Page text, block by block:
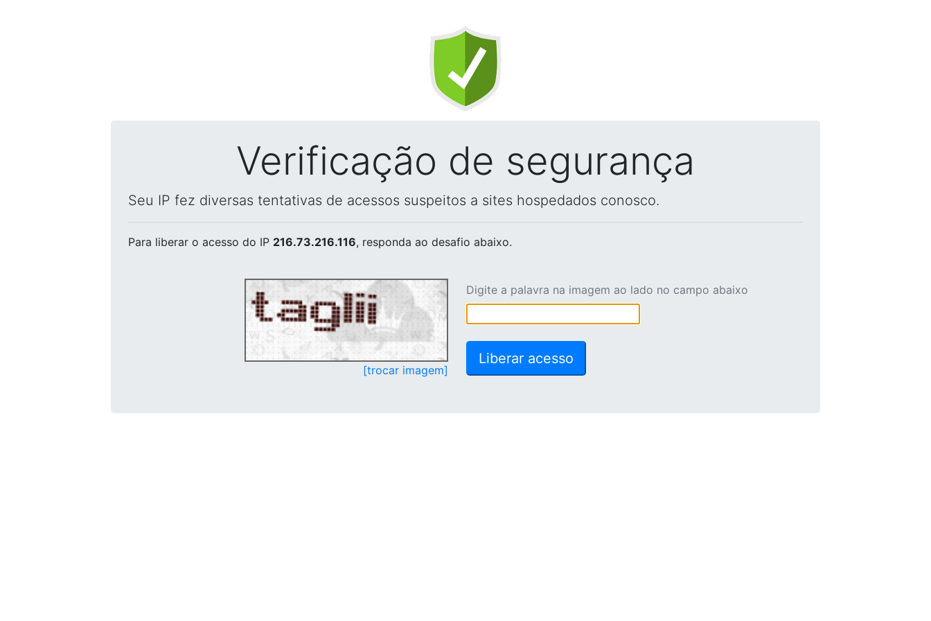
Verificação de segurança
Seu IP fez diversas tentativas de acessos suspeitos a sites hospedados conosco.
Para liberar o acesso do IP 216.73.216.116, responda ao desafio abaixo.
[trocar imagem]
Digite a palavra na imagem ao lado no campo abaixo